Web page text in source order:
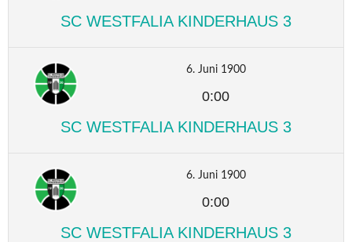
SC WESTFALIA KINDERHAUS 3
6. Juni 1900
0:00
SC WESTFALIA KINDERHAUS 3
6. Juni 1900
0:00
SC WESTFALIA KINDERHAUS 3